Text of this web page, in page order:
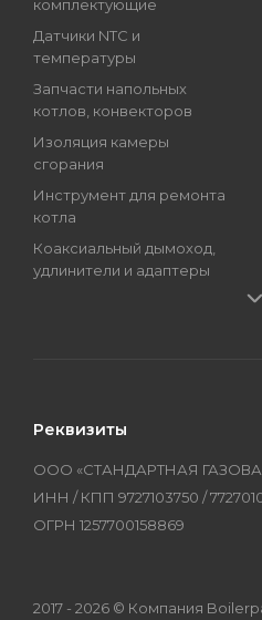
комплектующие
Датчики NTC и
температуры
Запчасти напольных
котлов, конвекторов
Изоляция камеры
сгорания
Инструмент для ремонта
котла
Коаксиальный дымоход,
удлинители и адаптеры
и термоманометры
Реквизиты
ООО «СТАНДАРТНАЯ
ИНН / КПП 9727103750 /
ОГРН 1257700158869
2017 - 2026 © Компания